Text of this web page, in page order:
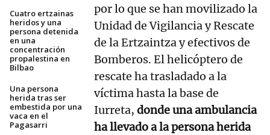
Cuatro ertzainas
heridos y una
persona detenida
en una
concentración
propalestina en
Bilbao
Una persona
herida tras ser
embestida por una
vaca en el
Pagasarri
por lo que se han movilizado la
Unidad de Vigilancia y Rescate
de la Ertzaintza y efectivos de
Bomberos. El helicóptero de
rescate ha trasladado a la
víctima hasta la base de
Iurreta, donde una ambulancia
ha llevado a la persona herida